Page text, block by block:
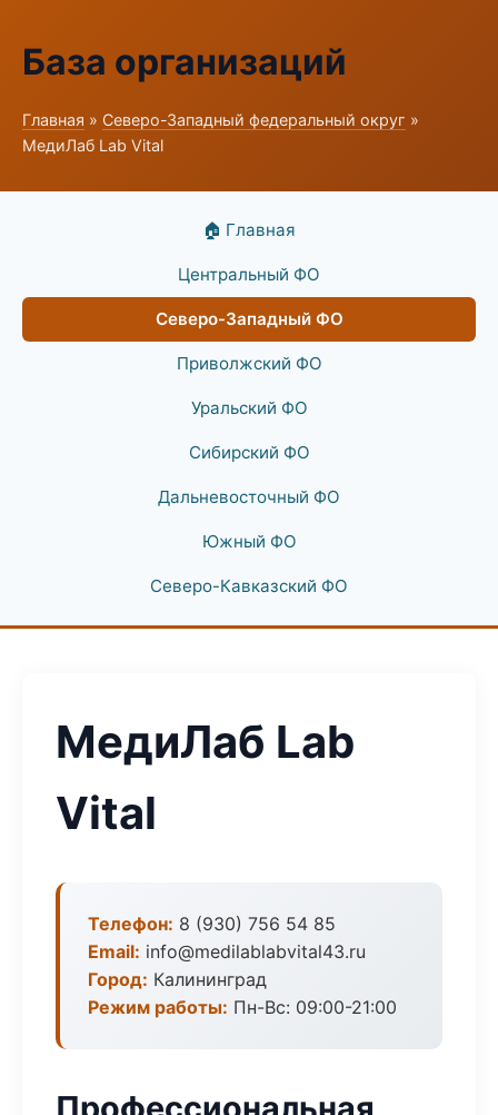
База организаций
Главная » Северо-Западный федеральный округ »
МедиЛаб Lab Vital
🏠 Главная
Центральный ФО
Северо-Западный ФО
Приволжский ФО
Уральский ФО
Сибирский ФО
Дальневосточный ФО
Южный ФО
Северо-Кавказский ФО
МедиЛаб Lab
Vital
Телефон: 8 (930) 756 54 85
Email: info@medilablabvital43.ru
Город: Калининград
Режим работы: Пн-Вс: 09:00-21:00